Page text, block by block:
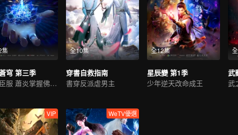
集
穹 第三季
異火臣服 蕭炎掌握佛怒火連
全10集
穿書自救指南
書穿反派虐男主
全12集
星辰變 第1季
少年逆天改命成王
武
VIP WeTV優選